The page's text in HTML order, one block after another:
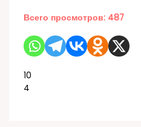
Всего просмотров: 487
10
4